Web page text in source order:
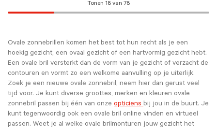
Tonen 18 van 78
Ovale zonnebrillen komen het best tot hun recht als je een
hoekig gezicht, een ovaal gezicht of een hartvormig gezicht hebt.
Een ovale bril versterkt dan de vorm van je gezicht of verzacht de
contouren en vormt zo een welkome aanvulling op je uiterlijk.
Zoek je een nieuwe ovale zonnebril, neem hier dan gerust veel
tijd voor. Je kunt diverse groottes, merken en kleuren ovale
zonnebril passen bij één van onze opticiensbij jou in de buurt. Je
kunt tegenwoordig ook een ovale bril online vinden en virtueel
passen. Weet je al welke ovale brilmonturen jouw gezicht het